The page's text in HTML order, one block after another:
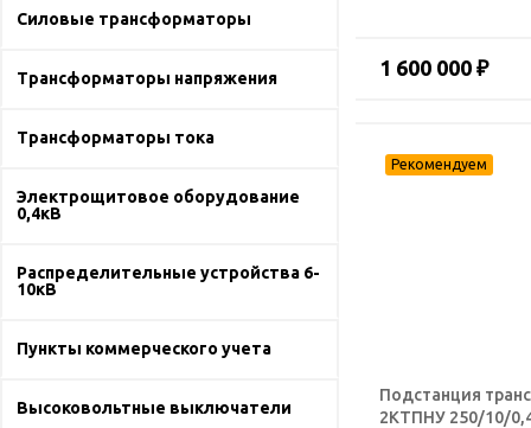
Силовые трансформаторы
Трансформаторы напряжения
Трансформаторы тока
Электрощитовое оборудование
0,4кВ
Распределительные устройства 6-
10кВ
Пункты коммерческого учета
Высоковольтные выключатели
1 600 000 ₽
Подстанция
2КТПНУ 250/10/